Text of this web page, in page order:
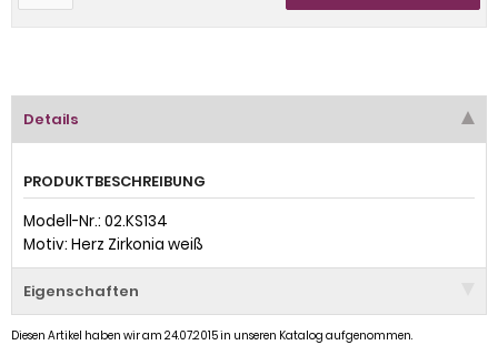
Details
PRODUKTBESCHREIBUNG
Modell-Nr.: 02.KS134
Motiv: Herz Zirkonia weiß
Eigenschaften
Diesen Artikel haben wir am 24.07.2015 in unseren Katalog aufgenommen.